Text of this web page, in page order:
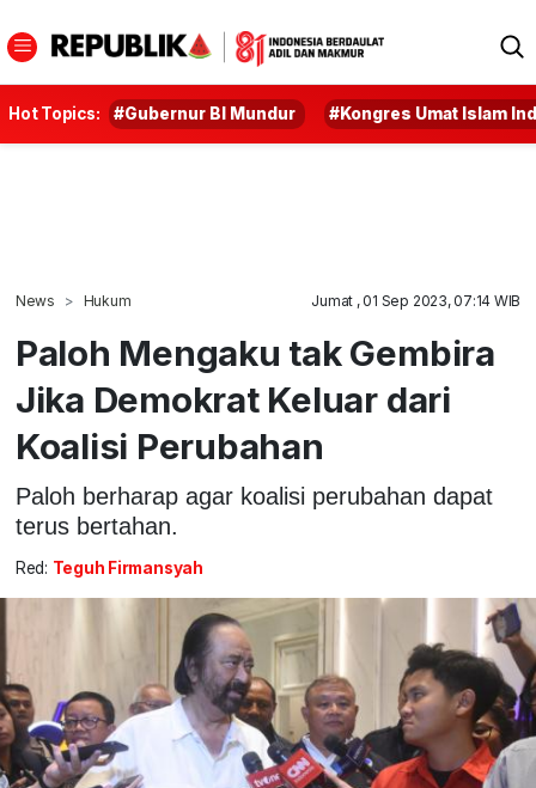
Hot Topics: #Gubernur BI Mundur #Kongres Umat Islam
News Hukum Jumat , 01 Sep 2023, 07:14 WIB
Paloh Mengaku tak Gembira
Jika Demokrat Keluar dari
Koalisi Perubahan
Paloh berharap agar koalisi perubahan dapat
terus bertahan.
Red: Teguh Firmansyah